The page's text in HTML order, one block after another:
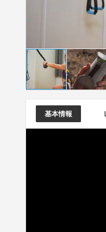
基本情報